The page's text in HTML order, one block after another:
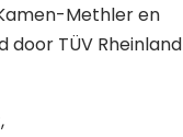
Methler en
TÜV Rheinland